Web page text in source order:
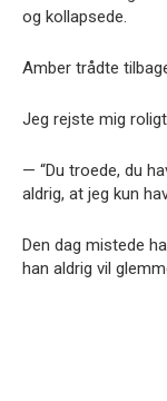
og kollapsede.
Amber trådte
Jeg rejste mig
— “Du troede, du
aldrig, at jeg kun
Den dag mistede
han aldrig vil